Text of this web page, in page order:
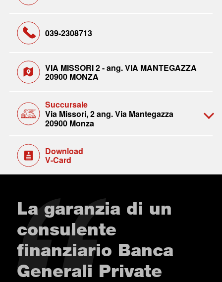
039-2308713
VIA MISSORI 2 - ang. VIA MANTEGAZZA
20900 MONZA
Succursale
Via Missori, 2 ang. Via Mantegazza
20900 Monza
Download
V-Card
La garanzia di un
consulente
finanziario Banca
Generali Private